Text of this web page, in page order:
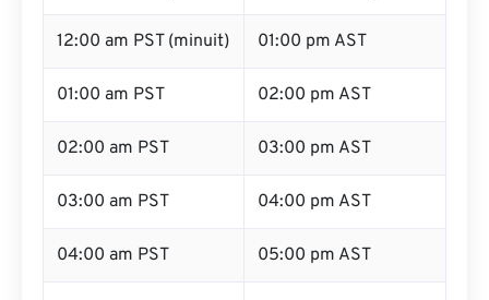
12:00 am PST (minuit) 01:00 pm AST
01:00 am PST 02:00 pm AST
02:00 am PST 03:00 pm AST
03:00 am PST 04:00 pm AST
04:00 am PST 05:00 pm AST